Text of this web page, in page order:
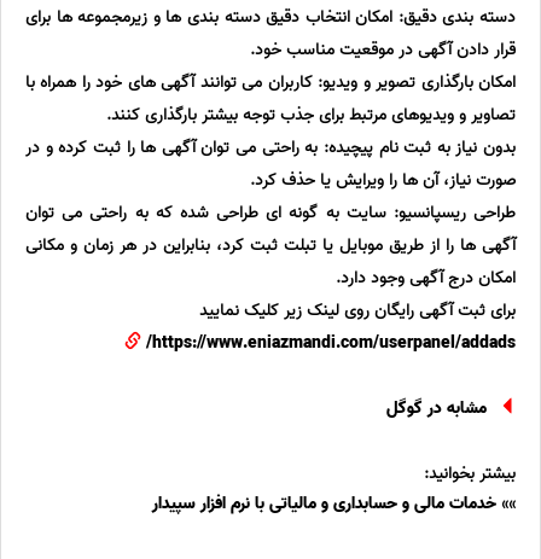
دسته بندی دقیق: امکان انتخاب دقیق دسته بندی ها و زیرمجموعه ها برای
قرار دادن آگهی در موقعیت مناسب خود.
امکان بارگذاری تصویر و ویدیو: کاربران می توانند آگهی های خود را همراه با
تصاویر و ویدیوهای مرتبط برای جذب توجه بیشتر بارگذاری کنند.
بدون نیاز به ثبت نام پیچیده: به راحتی می توان آگهی ها را ثبت کرده و در
صورت نیاز، آن ها را ویرایش یا حذف کرد.
طراحی ریسپانسیو: سایت به گونه ای طراحی شده که به راحتی می توان
آگهی ها را از طریق موبایل یا تبلت ثبت کرد، بنابراین در هر زمان و مکانی
امکان درج آگهی وجود دارد.
برای ثبت آگهی رایگان روی لینک زیر کلیک نمایید
https://www.eniazmandi.com/userpanel/addads/
مشابه در گوگل
بیشتر بخوانید:
»»خدمات مالی و حسابداری و مالیاتی با نرم افزار سپیدار